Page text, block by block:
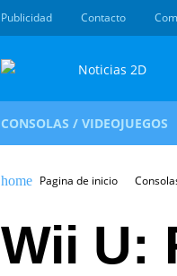
Publicidad Contacto
CONSOLAS / VIDEOJUEGOS
Pagina de inicio
Wii U: